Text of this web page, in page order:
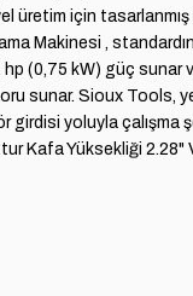
için
Makinesi ,
hp (0,75 kW) güç
sunar. Sioux Tools,
girdisi yoluyla
Kafa Yüksekliği 2.28"